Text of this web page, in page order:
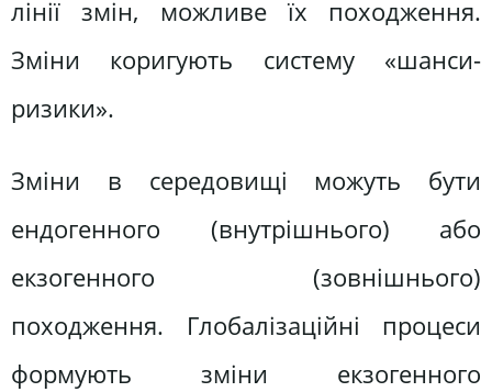
лінії змін, можливе їх походження.
Зміни коригують систему «шанси-
ризики».
Зміни в середовищі можуть бути
ендогенного (внутрішнього) або
екзогенного (зовнішнього)
походження. Глобалізаційні процеси
формують зміни екзогенного